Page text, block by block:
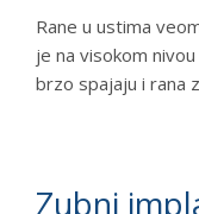
Rane u ustima
je na visokom
brzo spajaju i rana
Zubni